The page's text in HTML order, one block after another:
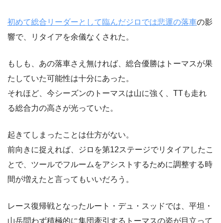
初めて総合リーダーとして臨んだジロでは悲運の落車の影
響で、リタイアを余儀なくされた。
もしも、あの落車さえ無ければ、総合優勝はトーマスが果
たしていた可能性は十分にあった。
それほど、今シーズンのトーマスは山に強く、TTも走れ
る総合力の高さが光っていた。
起きてしまったことは仕方がない。
前向きに捉えれば、ジロを第12ステージでリタイアしたこ
とで、ツールでフルームをアシストするために調整する時
間が増えたと言ってもいいだろう。
レース復帰戦となったルート・デュ・スッドでは、平坦・
山岳問わず積極的に集団牽引するトーマスの姿が目立って